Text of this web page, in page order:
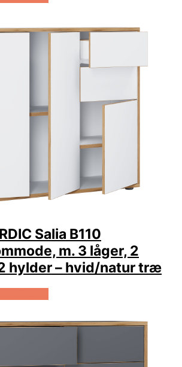
Salia B110
m. 3 låger, 2
hylder – hvid/natur træ